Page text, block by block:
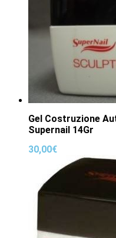
Gel Costruzione
Supernail 14Gr
30,00€